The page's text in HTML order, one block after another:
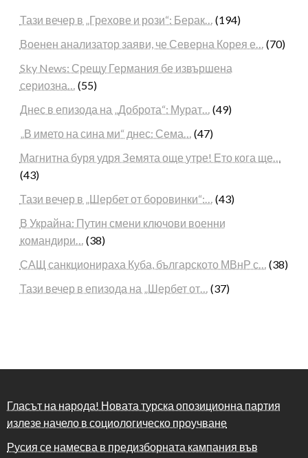
Тази вечер в „Грехове и рози“: Берак… (194)
Военен анализатор заяви, че Северна Корея е… (70)
Sky News: Срещу Германия бе извършена
сериозна… (55)
Днес в епизода на „Доброта“: Мурат… (49)
„В името на сина ми“ днес: Сема… (47)
Магнитна буря удря Земята още утре! Ето кога ще…
(43)
Тази вечер в „Шербет от боровинки“:… (43)
В Украйна: Путин смени ключови военни
командири… (38)
САЩ санкционираха Куба, българското МВнР с… (38)
Тази вечер в епизода на „Шербет от… (37)
Гласът на народа! Новата турска опозиционна партия
излезе начело в социологическо проучване
Русия се намесва в предизборната кампания във